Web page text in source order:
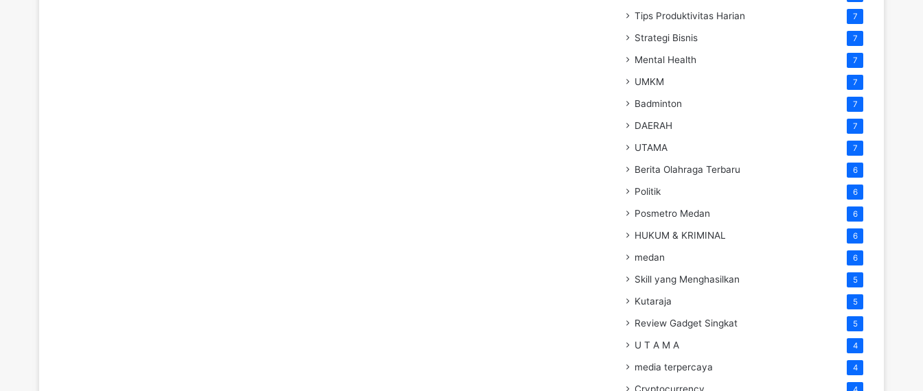
Tips Produktivitas Harian 7
Strategi Bisnis 7
Mental Health 7
UMKM 7
Badminton 7
DAERAH 7
UTAMA 7
Berita Olahraga Terbaru 6
Politik 6
Posmetro Medan 6
HUKUM & KRIMINAL 6
medan 6
Skill yang Menghasilkan 5
Kutaraja 5
Review Gadget Singkat 5
U T A M A 4
media terpercaya 4